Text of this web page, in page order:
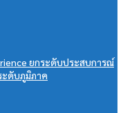
ยกระดับประสบการณ์
ะดับภูมิภาค